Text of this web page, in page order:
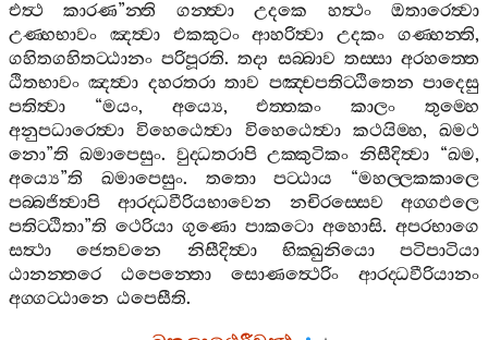
එත්‍ථ
කාරණ”න‍්ති ගන‍්ත්‍වා උදකෙ හත්‍ථං
ඔතාරෙත්‍වා
උණ‍්හභාවං
ඤත්‍වා එකකුටං ආහරිත්‍වා උදකං ගණ‍්හන‍්ති,
ගහිතගහිතට‍්ඨානං පරිපූරති.තදා සබ‍්බාව තස‍්සා අරහත‍්තෙ
ඨිතභාවං ඤත්‍වා දහරතරා තාව පඤ‍්චපතිට‍්ඨිතෙන පාදෙසු
පතිත්‍වා “මයං, අය්‍යෙ,එත‍්තකං කාලං
තුම‍්හෙ
අනුපධාරෙත්‍වා විහෙඨෙත්‍වා විහෙඨෙත්‍වා කථයිම‍්හ, ඛමථ
නො”ති ඛමාපෙසුං. වුද‍්ධතරාපි උක‍්කුටිකං නිසීදිත්‍වා “ඛම,
අය්‍යෙ”ති ඛමාපෙසුං. තතො පට‍්ඨාය “මහල‍්ලකකාලෙ
පබ‍්බජිත්‍වාපි
ආරද‍්ධවීරියභාවෙන නචිරස‍්සෙව
අග‍්ගඵලෙ
පතිට‍්ඨිතා”ති ථෙරියා ගුණො පාකටො අහොසි. අපරභාගෙ
සත්‍ථා
ජෙතවනෙ නිසීදිත්‍වා භික‍්ඛුනියො
පටිපාටියා
ඨානන‍්තරෙ
ඨපෙන‍්තො සොණත්‍ථෙරිං
ආරද‍්ධවීරියානං
අග‍්ගට‍්ඨානෙ ඨපෙසීති.